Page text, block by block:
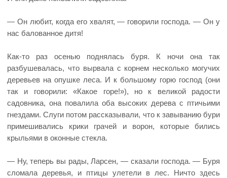
— Он любит, когда его хвалят, — говорили господа. — Он у
нас балованное дитя!
Как-то раз осенью поднялась буря. К ночи она так
разбушевалась, что вырвала с корнем несколько могучих
деревьев на опушке леса. И к большому горю господ (они
так и говорили: «Какое горе!»), но к великой радости
садовника, она повалила оба высоких дерева с птичьими
гнездами. Слуги потом рассказывали, что к завыванию бури
примешивались крики грачей и ворон, которые бились
крыльями в оконные стекла.
— Ну, теперь вы рады, Ларсен, — сказали господа. — Буря
сломала деревья, и птицы улетели в лес. Ничто здесь